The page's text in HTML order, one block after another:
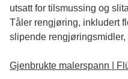
utsatt for tilsmussing og
Tåler rengjøring, inkludert
slipende
Gjenbrukte malerspann |